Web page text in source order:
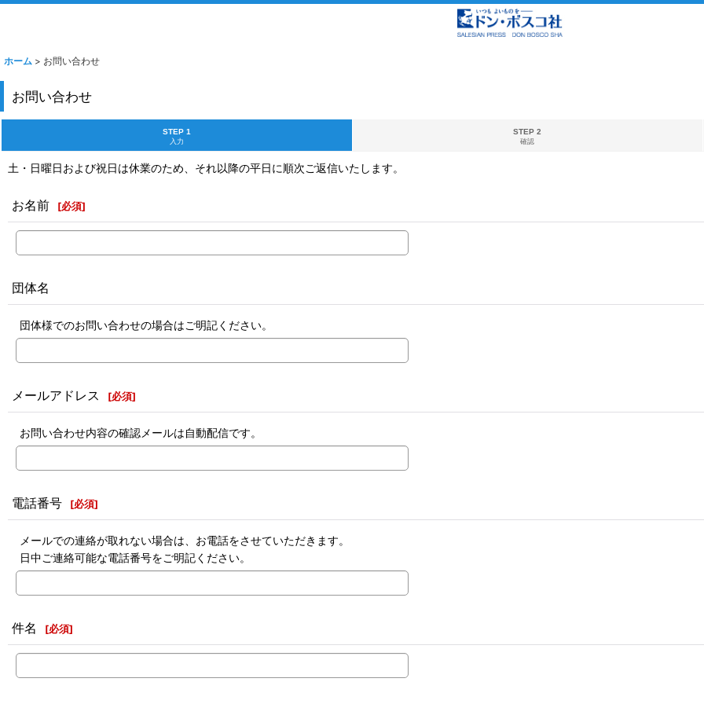
ホーム > お問い合わせ
お問い合わせ
STEP 1
入力
STEP 2
確認
土・日曜日および祝日は休業のため、それ以降の平日に順次ご返信いたします。
お名前 [必須]
団体名
団体様でのお問い合わせの場合はご明記ください。
メールアドレス [必須]
お問い合わせ内容の確認メールは自動配信です。
電話番号 [必須]
メールでの連絡が取れない場合は、お電話をさせていただきます。
日中ご連絡可能な電話番号をご明記ください。
件名 [必須]